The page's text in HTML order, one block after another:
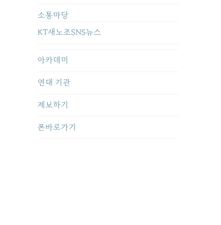
소통마당
KT새노조SNS뉴스
아카데미
연대 기관
제보하기
폰바로가기